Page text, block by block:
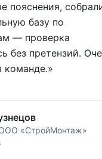
пояснения,
базу по
— проверка
без претензий.
команде.»
«СтройМонтаж»